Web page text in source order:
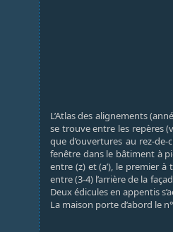
L’Atlas des alignements
se trouve entre les repères
que d’ouvertures au rez-
fenêtre dans le bâtiment à
entre (z) et (a’), le premier
entre (3-4) l’arrière de la
Deux édicules en appentis
La maison porte d’abord le